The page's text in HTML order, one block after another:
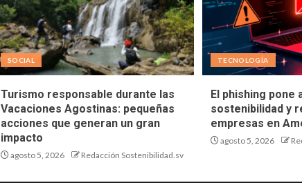
SOCIAL
Turismo responsable durante las
Vacaciones Agostinas: pequeñas
acciones que generan un gran
impacto
agosto 5, 2026 Redacción Sostenibilidad.sv
TECNOLOGÍA
El phishing pone
sostenibilidad y
empresas en
agosto 5, 2026